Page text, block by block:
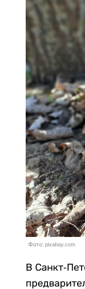
Фото: pixabay.com
В Санкт-